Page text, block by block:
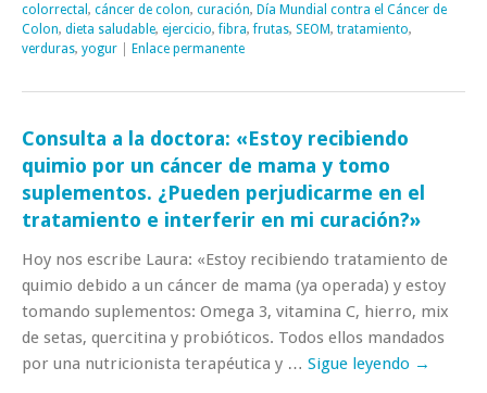
colorrectal , cáncer de colon, curación, Día Mundial contra el Cáncer de
Colon, dieta saludable, ejercicio,fibra,frutas, SEOM, tratamiento,
verduras, yogur Enlace permanente
Consulta a la doctora: «Estoy recibiendo
quimio por un cáncer de mama y tomo
suplementos. ¿Pueden perjudicarme en el
tratamiento e interferir en mi curación?»
Hoy nos escribe Laura: «Estoy recibiendo tratamiento de
quimio debido a un cáncer de mama (ya operada) y estoy
tomando suplementos: Omega 3, vitamina C, hierro, mix
de setas, quercitina y probióticos. Todos ellos mandados
por una nutricionista terapéutica y … Sigue leyendo →